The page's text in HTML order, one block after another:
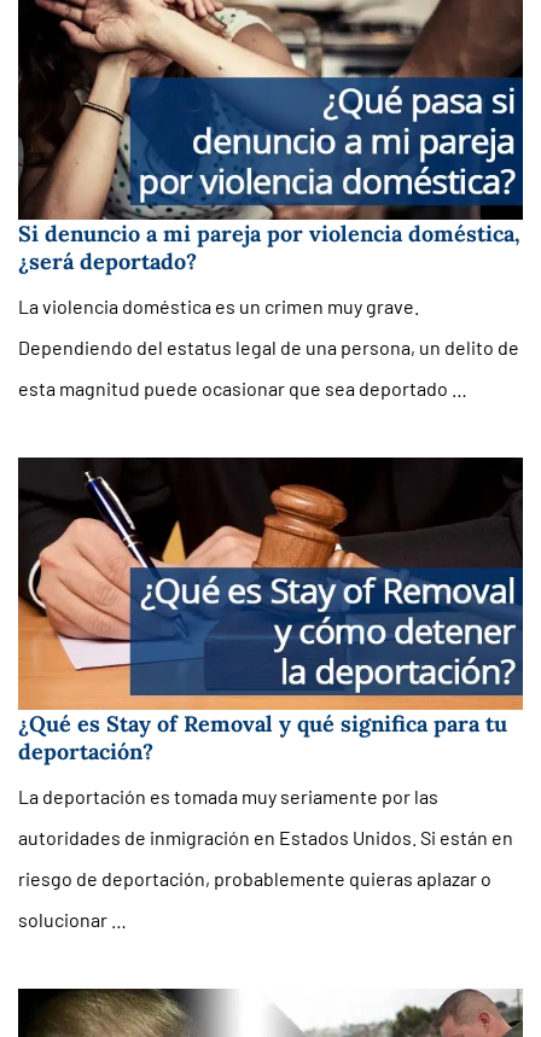
Si denuncio a mi pareja por violencia doméstica,
¿será deportado?
La violencia doméstica es un crimen muy grave.
Dependiendo del estatus legal de una persona, un delito de
esta magnitud puede ocasionar que sea deportado …
¿Qué es Stay of Removal y qué significa para tu
deportación?
La deportación es tomada muy seriamente por las
autoridades de inmigración en Estados Unidos. Si están en
riesgo de deportación, probablemente quieras aplazar o
solucionar …